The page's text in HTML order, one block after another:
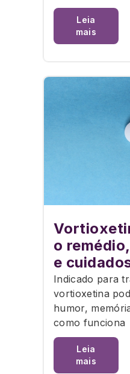
Leia
mais
o
e
Indicado para
vortioxetina
humor,
como funciona
Leia
mais